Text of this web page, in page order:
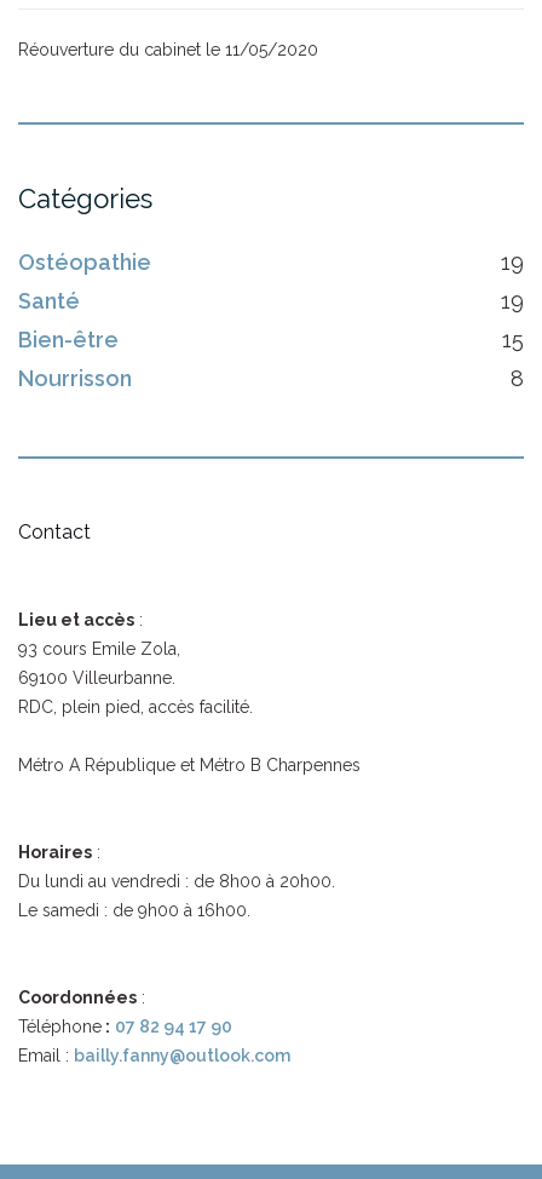
Réouverture du cabinet le 11/05/2020
Catégories
Ostéopathie
19
Santé
19
Bien-être
15
Nourrisson
8
Contact
Lieu et accès :
93 cours Emile Zola,
69100 Villeurbanne.
RDC, plein pied, accès facilité.
Métro A République et Métro B Charpennes
Horaires :
Du lundi au vendredi : de 8h00 à 20h00.
Le samedi : de 9h00 à 16h00.
Coordonnées :
Téléphone : 07 82 94 17 90
Email : bailly.fanny@outlook.com